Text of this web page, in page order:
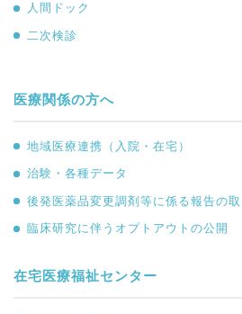
人間ドック
二次検診
医療関係の方へ
地域医療連携（入院・在宅）
治験・各種データ
後発医薬品変更調剤等に係る報告の
臨床研究に伴うオプトアウトの公開
在宅医療福祉センター